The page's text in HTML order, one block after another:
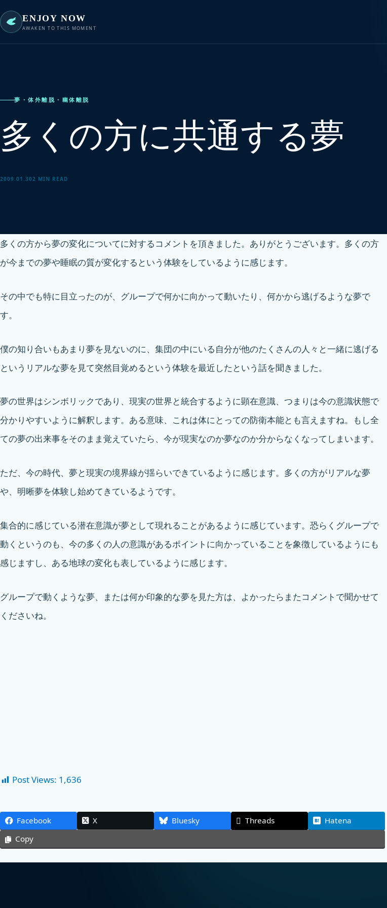
ENJOY NOW
AWAKEN TO THIS MOMENT
夢・体外離脱・幽体離脱
多くの方に共通する夢
2009.01.302 MIN READ
多くの方から夢の変化についてに対するコメントを頂きました。ありがとうございます。多くの方
が今までの夢や睡眠の質が変化するという体験をしているように感じます。
その中でも特に目立ったのが、グループで何かに向かって動いたり、何かから逃げるような夢で
す。
僕の知り合いもあまり夢を見ないのに、集団の中にいる自分が他のたくさんの人々と一緒に逃げる
というリアルな夢を見て突然目覚めるという体験を最近したという話を聞きました。
夢の世界はシンボリックであり、現実の世界と統合するように顕在意識、つまりは今の意識状態で
分かりやすいように解釈します。ある意味、これは体にとっての防衛本能とも言えますね。もし全
ての夢の出来事をそのまま覚えていたら、今が現実なのか夢なのか分からなくなってしまいます。
ただ、今の時代、夢と現実の境界線が揺らいできているように感じます。多くの方がリアルな夢
や、明晰夢を体験し始めてきているようです。
集合的に感じている潜在意識が夢として現れることがあるように感じています。恐らくグループで
動くというのも、今の多くの人の意識があるポイントに向かっていることを象徴しているようにも
感じますし、ある地球の変化も表しているように感じます。
グループで動くような夢、または何か印象的な夢を見た方は、よかったらまたコメントで聞かせて
くださいね。
Post Views: 1,636
Facebook X Bluesky Threads
Hatena
Copy